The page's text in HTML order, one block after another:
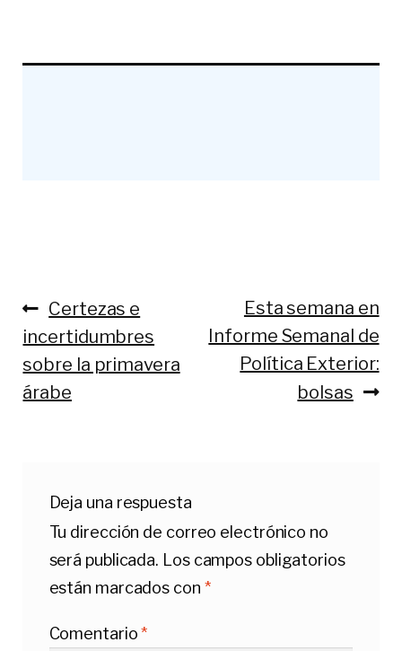
Navegación
de
entradas
Anterior:
Certezas e
incertidumbres
sobre la primavera
árabe
Siguiente:
Esta semana en
Informe Semanal de
Política Exterior:
bolsas
Deja una respuesta
Tu dirección de correo electrónico no
será publicada. Los campos obligatorios
están marcados con *
Comentario*